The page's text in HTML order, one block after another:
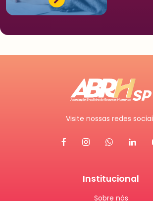
Visite nossas redes
Institucional
Sobre nós